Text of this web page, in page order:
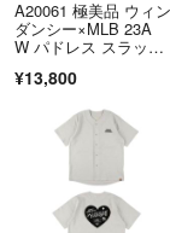
▼返品特約
https://fril.jp/ts/
▼古物許可証：東
▼適格請求書発行
A20061 極美品 ウィン
ダンシー×MLB 23A
W パドレス スラック
¥13,800